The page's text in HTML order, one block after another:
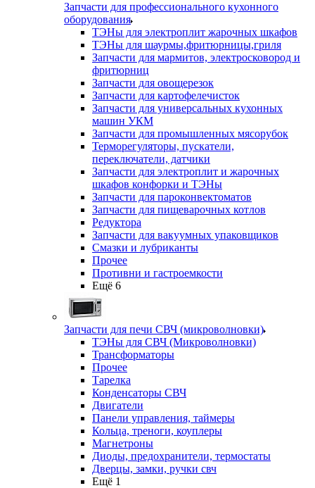
Запчасти для профессионального кухонного
оборудования
ТЭНы для электроплит жарочных шкафов
ТЭНы для шаурмы,фритюрницы,гриля
Запчасти для мармитов, электросковород и
фритюрниц
Запчасти для овощерезок
Запчасти для картофелечисток
Запчасти для универсальных кухонных
машин УКМ
Запчасти для промышленных мясорубок
Терморегуляторы, пускатели,
переключатели, датчики
Запчасти для электроплит и жарочных
шкафов конфорки и ТЭНы
Запчасти для пароконвектоматов
Запчасти для пищеварочных котлов
Редуктора
Запчасти для вакуумных упаковщиков
Смазки и лубриканты
Прочее
Противни и гастроемкости
Ещё 6
Запчасти для печи СВЧ (микроволновки)
ТЭНы для СВЧ (Микроволновки)
Трансформаторы
Прочее
Тарелка
Конденсаторы СВЧ
Двигатели
Панели управления, таймеры
Кольца, треноги, коуплеры
Магнетроны
Диоды, предохранители, термостаты
Дверцы, замки, ручки свч
Ещё 1